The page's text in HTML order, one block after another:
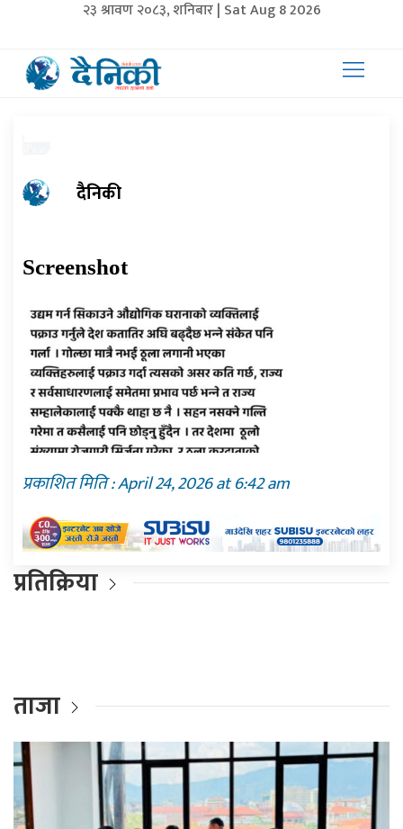
२३ श्रावण २०८३, शनिबार | Sat Aug 8 2026
दैनिकी
Screenshot
प्रकाशित मिति : April 24, 2026 at 6:42 am
प्रतिक्रिया
ताजा